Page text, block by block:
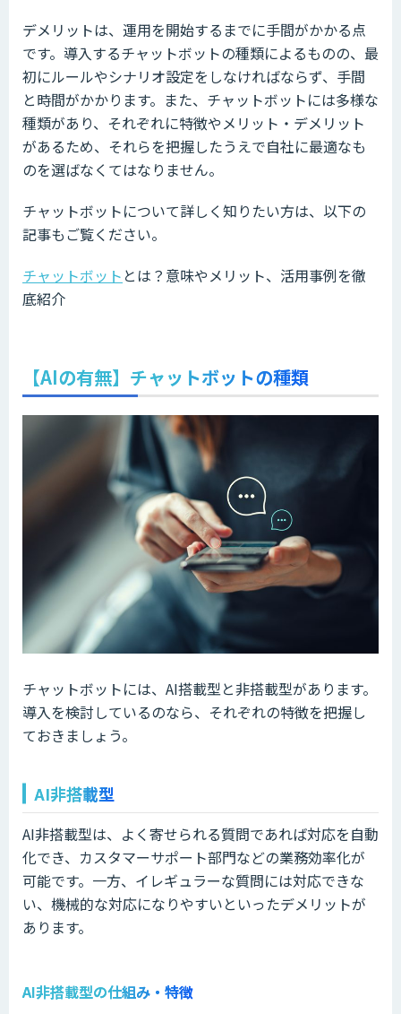
デメリットは、運用を開始するまでに手間がかかる点
です。導入するチャットボットの種類によるものの、最
初にルールやシナリオ設定をしなければならず、手間
と時間がかかります。また、チャットボットには多様な
種類があり、それぞれに特徴やメリット・デメリット
があるため、それらを把握したうえで自社に最適なも
のを選ばなくてはなりません。
チャットボットについて詳しく知りたい方は、以下の
記事もご覧ください。
チャットボット とは？意味やメリット、活用事例を徹
底紹介
【AIの有無】チャットボットの種類
チャットボットには、AI搭載型と非搭載型があります。
導入を検討しているのなら、それぞれの特徴を把握し
ておきましょう。
AI非搭載型
AI非搭載型は、よく寄せられる質問であれば対応を自動
化でき、カスタマーサポート部門などの業務効率化が
可能です。一方、イレギュラーな質問には対応できな
い、機械的な対応になりやすいといったデメリットが
あります。
AI非搭載型の仕組み・特徴